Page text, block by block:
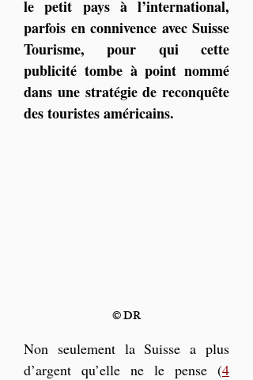
le petit pays à l’international,
parfois en connivence avec Suisse
Tourisme, pour qui cette
publicité tombe à point nommé
dans une stratégie de reconquête
des touristes américains.
© DR
Non seulement la Suisse a plus
d’argent qu’elle ne le pense (4